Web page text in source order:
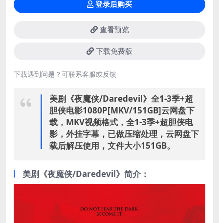
登录后购买
查看预览
下载免费版
下载遇到问题？可联系客服或反馈
美剧《夜魔侠/Daredevil》全1-3季+超
胆侠电影1080P[MKV/151GB]云网盘下
载，MKV视频格式，全1-3季+超胆侠电
影，外挂字幕，已做压缩处理，云网盘下
载后解压使用，文件大小151GB。
美剧《夜魔侠/Daredevil》简介：